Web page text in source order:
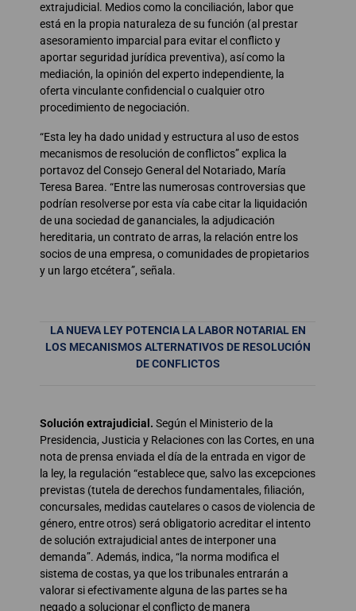
extrajudicial. Medios como la conciliación, labor que
está en la propia naturaleza de su función (al prestar
asesoramiento imparcial para evitar el conflicto y
aportar seguridad jurídica preventiva), así como la
mediación, la opinión del experto independiente, la
oferta vinculante confidencial o cualquier otro
procedimiento de negociación.
“Esta ley ha dado unidad y estructura al uso de estos
mecanismos de resolución de conflictos” explica la
portavoz del Consejo General del Notariado, María
Teresa Barea. “Entre las numerosas controversias que
podrían resolverse por esta vía cabe citar la liquidación
de una sociedad de gananciales, la adjudicación
hereditaria, un contrato de arras, la relación entre los
socios de una empresa, o comunidades de propietarios
y un largo etcétera”, señala.
LA NUEVA LEY POTENCIA LA LABOR NOTARIAL EN
LOS MECANISMOS ALTERNATIVOS DE RESOLUCIÓN
DE CONFLICTOS
Solución extrajudicial. Según el Ministerio de la
Presidencia, Justicia y Relaciones con las Cortes, en una
nota de prensa enviada el día de la entrada en vigor de
la ley, la regulación “establece que, salvo las excepciones
previstas (tutela de derechos fundamentales, filiación,
concursales, medidas cautelares o casos de violencia de
género, entre otros) será obligatorio acreditar el intento
de solución extrajudicial antes de interponer una
demanda”. Además, indica, “la norma modifica el
sistema de costas, ya que los tribunales entrarán a
valorar si efectivamente alguna de las partes se ha
negado a solucionar el conflicto de manera